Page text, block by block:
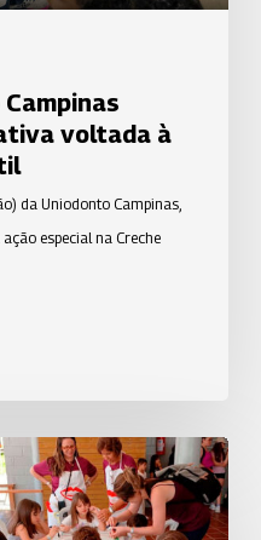
voltada à
da Uniodonto Campinas,
especial na Creche